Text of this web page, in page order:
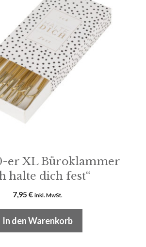
er XL Büroklammer
halte dich fest“
7,95 € inkl. MwSt.
In den Warenkorb